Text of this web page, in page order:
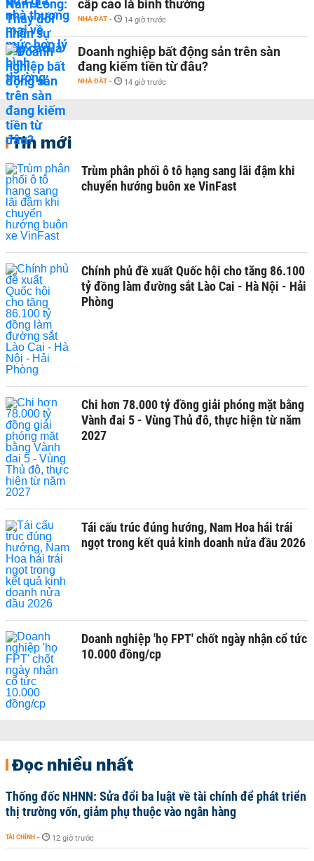
cấp cao là bình thường
NHÀ ĐẤT - 14 giờ trước
Doanh nghiệp bất động sản trên sàn
đang kiếm tiền từ đâu?
NHÀ ĐẤT - 14 giờ trước
Tin mới
Trùm phân phối ô tô hạng sang lãi đậm khi
chuyển hướng buôn xe VinFast
Chính phủ đề xuất Quốc hội cho tăng 86.100
tỷ đồng làm đường sắt Lào Cai - Hà Nội - Hải
Phòng
Chi hơn 78.000 tỷ đồng giải phóng mặt bằng
Vành đai 5 - Vùng Thủ đô, thực hiện từ năm
2027
Tái cấu trúc đúng hướng, Nam Hoa hái trái
ngọt trong kết quả kinh doanh nửa đầu 2026
Doanh nghiệp 'họ FPT' chốt ngày nhận cổ tức
10.000 đồng/cp
Đọc nhiều nhất
Thống đốc NHNN: Sửa đổi ba luật về tài chính để phát triển
thị trường vốn, giảm phụ thuộc vào ngân hàng
TÀI CHÍNH - 12 giờ trước